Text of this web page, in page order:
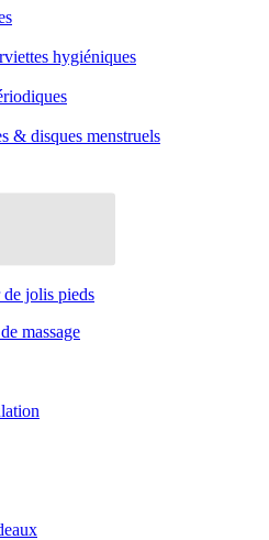
hygiéniques
& disques menstruels
jolis pieds
massage